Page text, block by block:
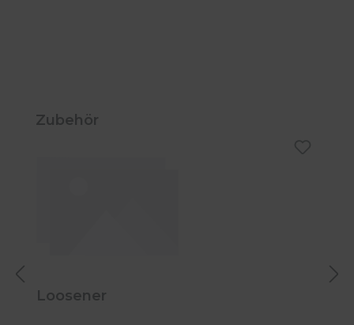
Produktgalerie überspringen
Zubehör
Loosener